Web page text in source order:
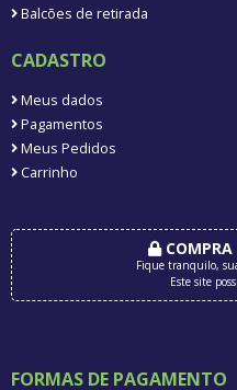
Balcões de retirada
CADASTRO
Meus dados
Pagamentos
Meus Pedidos
Carrinho
COMPRA
Fique tranquilo,
Este site
FORMAS DE PAGAMENTO